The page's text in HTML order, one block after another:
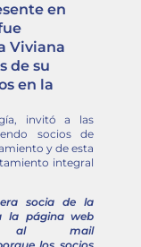
en
Viviana
de su
en la
invitó a las
socios de
y de esta
integral
socia de la
la página web
o al mail